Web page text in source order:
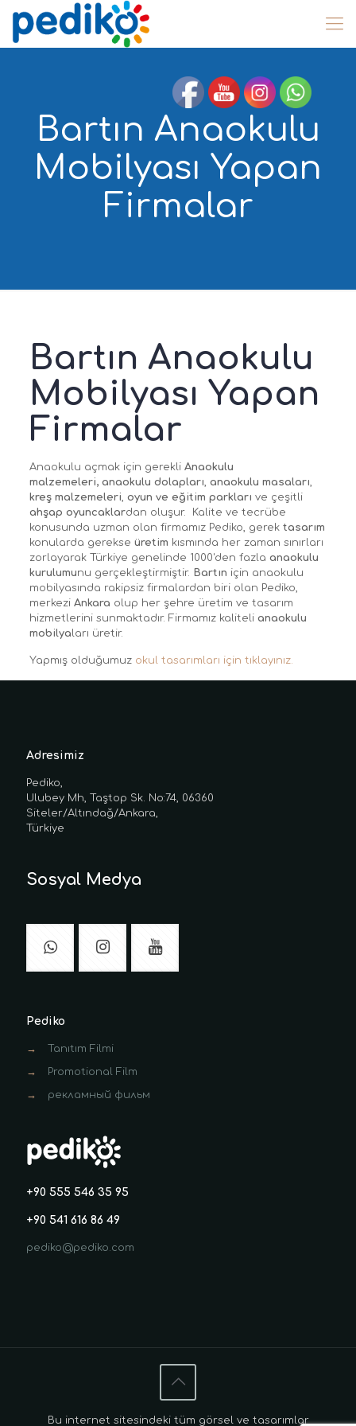
Bartın Anaokulu
Mobilyası Yapan
Firmalar
Bartın Anaokulu
Mobilyası Yapan
Firmalar
Anaokulu açmak için gerekli Anaokulu
malzemeleri, anaokulu dolapları, anaokulu masaları,
kreş malzemeleri, oyun ve eğitim parkları ve çeşitli
ahşap oyuncaklardan oluşur. Kalite ve tecrübe
konusunda uzman olan firmamız Pediko, gerek tasarım
konularda gerekse üretim kısmında her zaman sınırları
zorlayarak Türkiye genelinde 1000'den fazla anaokulu
kurulumunu gerçekleştirmiştir. Bartın için anaokulu
mobilyasında rakipsiz firmalardan biri olan Pediko,
merkezi Ankara olup her şehre üretim ve tasarım
hizmetlerini sunmaktadır. Firmamız kaliteli anaokulu
mobilyaları üretir.
Yapmış olduğumuz okul tasarımları için tıklayınız.
Adresimiz
Pediko,
Ulubey Mh, Taştop Sk. No:74, 06360
Siteler/Altındağ/Ankara,
Türkiye
Sosyal Medya
Pediko
→ Tanıtım Filmi
→ Promotional Film
→ рекламный фильм
+90 555 546 35 95
+90 541 616 86 49
pediko@pediko.com
Bu internet sitesindeki tüm görsel ve tasarımlar